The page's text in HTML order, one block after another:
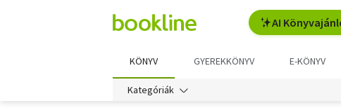
AI
KÖNYV GYEREKKÖNYV E-KÖNYV
Kategóriák